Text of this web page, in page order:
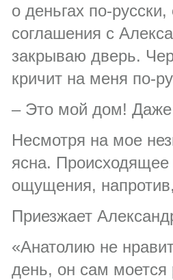
о деньгах по-
соглашения с
закрываю дверь.
кричит на меня по-
– Это мой дом! Даже
Несмотря на мое
ясна.
ощущения,
Приезжает
«Анатолию не
день, он сам моется